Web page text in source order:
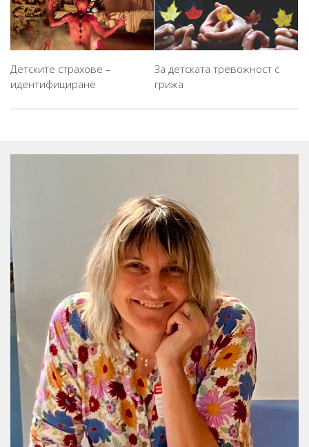
Детските страхове –
идентифициране
За детската тревожност с
грижа